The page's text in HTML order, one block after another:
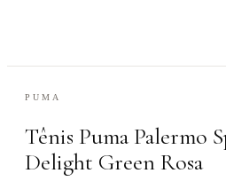
PUMA
Tênis Puma Palermo
Delight Green Rosa